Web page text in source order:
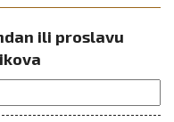
ili proslavu